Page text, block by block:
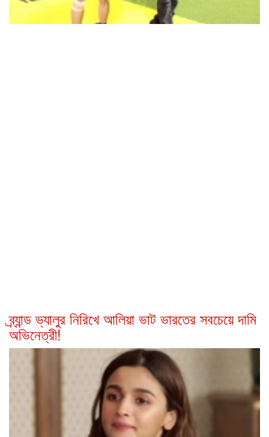
ব্র্যান্ড ভ্যালুর নিরিখে আলিয়া ভাট ভারতের সবচেয়ে দামি
অভিনেত্রী!